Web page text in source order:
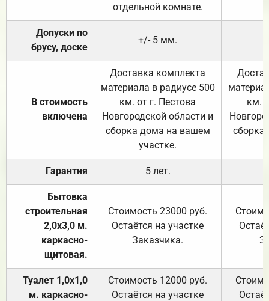
отдельной комнате.
Допуски по
брусу, доске
+/- 5 мм.
В стоимость
включена
Доставка комплекта
материала в радиусе 500
км. от г. Пестова
Новгородской области и
сборка дома на вашем
участке.
км.
Гарантия 5 лет.
Бытовка
строительная
2,0х3,0 м.
каркасно-
щитовая.
Стоимость 23000 руб.
Остаётся на участке
Заказчика.
Туалет 1,0х1,0
м. каркасно-
Стоимость 12000 руб.
Остаётся на участке